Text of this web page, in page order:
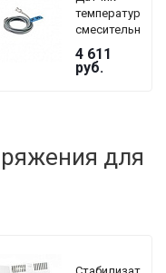
температуры
смесительного
контура De
Dietrich AD
199
4 611
руб.
для